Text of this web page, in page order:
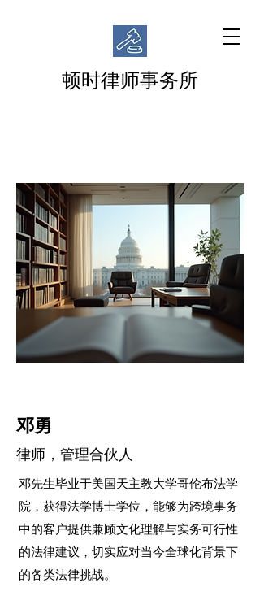
顿时律师事务所
邓勇
律师，管理合伙人
邓先生毕业于美国天主教大学哥伦布法学
院，获得法学博士学位， 能够为跨境事务
中的客户提供兼顾文化理解与实务可行性
的法律建议，切实应对当今全球化背景下
的各类法律挑战。